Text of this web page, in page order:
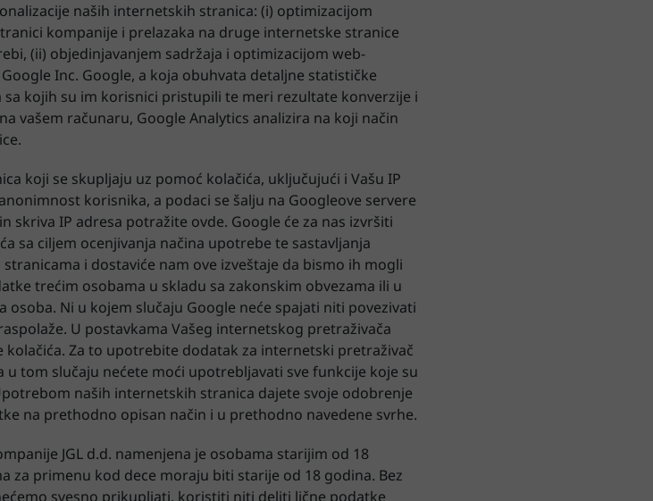
naših internetskih stranica: (i) optimizacijom
kompanije i prelazaka na druge internetske stranice
(ii) objedinjavanjem sadržaja i optimizacijom web-
Inc. Google, a koja obuhvata detaljne statističke
kojih su im korisnici pristupili te meri rezultate konverzije i
vašem računaru, Google Analytics analizira na koji način
koji se skupljaju uz pomoć kolačića, uključujući i Vašu IP
korisnika, a podaci se šalju na Googleove servere
skriva IP adresa potražite ovde. Google će za nas izvršiti
sa ciljem ocenjivanja načina upotrebe te sastavljanja
i dostaviće nam ove izveštaje da bismo ih mogli
trećim osobama u skladu sa zakonskim obvezama ili u
Ni u kojem slučaju Google neće spajati niti povezivati
U postavkama Vašeg internetskog pretraživača
Za to upotrebite dodatak za internetski pretraživač
tom slučaju nećete moći upotrebljavati sve funkcije koje su
naših internetskih stranica dajete svoje odobrenje
na prethodno opisan način i u prethodno navedene svrhe.
JGL d.d. namenjena je osobama starijim od 18
za primenu kod dece moraju biti starije od 18 godina. Bez
svesno prikupljati, koristiti niti deliti lične podatke